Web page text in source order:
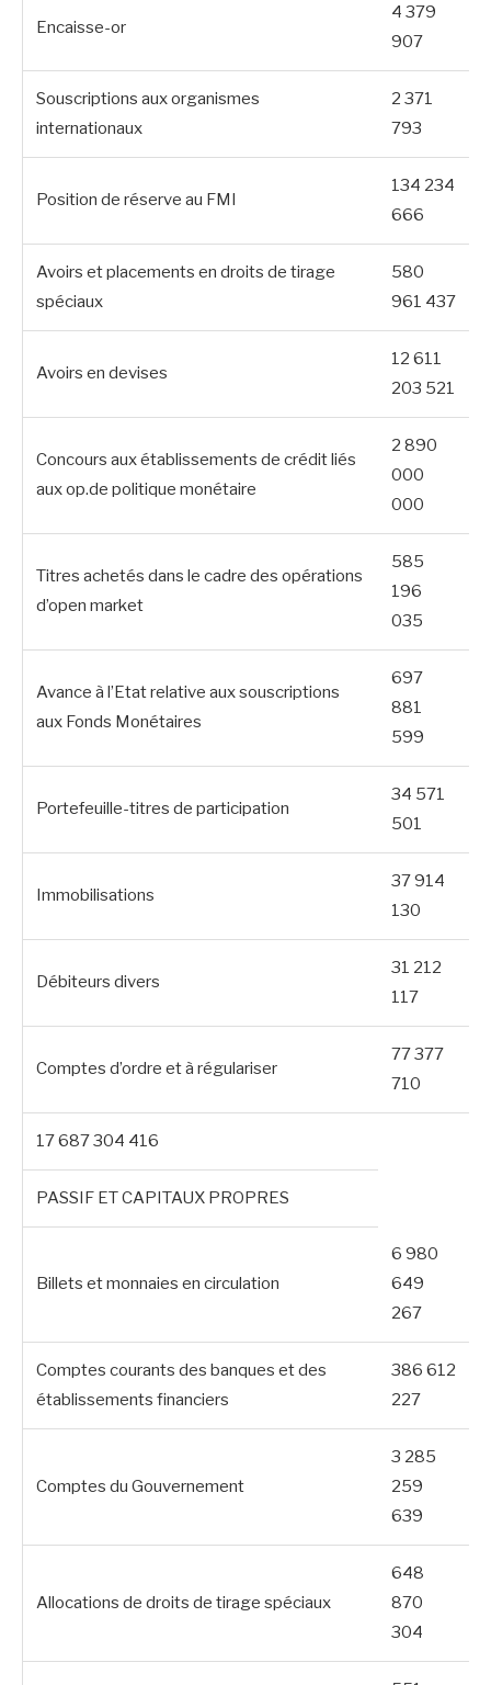
Encaisse-or
4 379
907
Souscriptions aux organismes
internationaux
2 371
793
Position de réserve au FMI
134 234
666
Avoirs et placements en droits de tirage
spéciaux
580
961 437
Avoirs en devises
12 611
203 521
Concours aux établissements de crédit liés
aux op.de politique monétaire
2 890
000
000
Titres achetés dans le cadre des opérations
d’open market
585
196
035
Avance à l’Etat relative aux souscriptions
aux Fonds Monétaires
697
881
599
Portefeuille-titres de participation
34 571
501
Immobilisations
37 914
130
Débiteurs divers
31 212
117
Comptes d’ordre et à régulariser
77 377
710
17 687 304 416
PASSIF ET CAPITAUX PROPRES
Billets et monnaies en circulation
6 980
649
267
Comptes courants des banques et des
établissements financiers
386 612
227
Comptes du Gouvernement
3 285
259
639
Allocations de droits de tirage spéciaux
648
870
304